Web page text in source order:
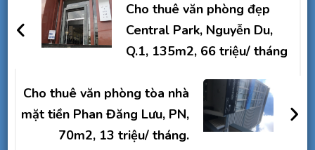
hướng
bài
Cho thuê văn phòng đẹp
Central Park, Nguyễn Du,
Q.1, 135m2, 66 triệu/ tháng
Cho thuê văn phòng tòa nhà
mặt tiền Phan Đăng Lưu, PN,
70m2, 13 triệu/ tháng.